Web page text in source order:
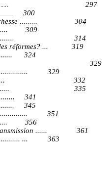
..................... 297
.............. 300
richesse ......... 304
309
314
des réformes? ... 319
324
329
................ 329
332
335
341
345
................. 351
356
transmission ...... 361
.............. ... 363